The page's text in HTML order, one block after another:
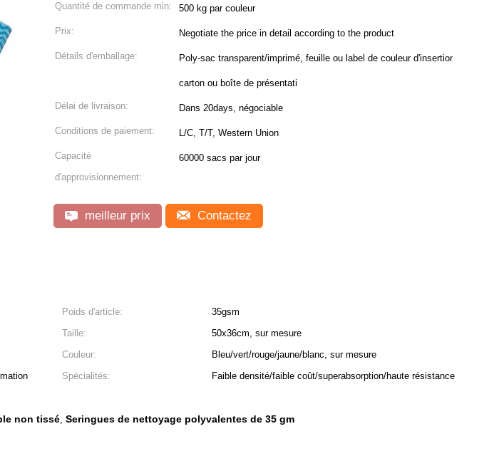
Quantité de commande min: 500 kg par couleur
Prix: Negotiate the price in detail according to the product
Détails d'emballage: Poly-sac transparent/imprimé, feuille ou label de couleur d'insertion,
carton ou boîte de présentati
Délai de livraison: Dans 20days, négociable
Conditions de paiement: L/C, T/T, Western Union
Capacité
d'approvisionnement:
60000 sacs par jour
meilleur prix Contactez
Poids d'article:
35gsm
Taille:
50x36cm, sur mesure
Couleur:
Bleu/vert/rouge/jaune/blanc, sur mesure
Spécialités: Faible densité/faible coût/superabsorption/haute résistance
non tissé, Seringues de nettoyage polyvalentes de 35 gm